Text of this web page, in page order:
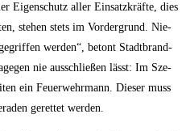
Eigen­schutz aller Ein­satz­kräf­te, dies
ste­hen stets im Vor­der­grund. Nie­
wer­den“, betont Stadt­brand­
nie aus­schlie­ßen lässt: Im Sze­
ein Feu­er­wehr­mann. Die­ser muss
geret­tet werden.